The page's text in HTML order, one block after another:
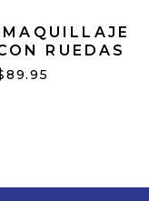
RUEDAS